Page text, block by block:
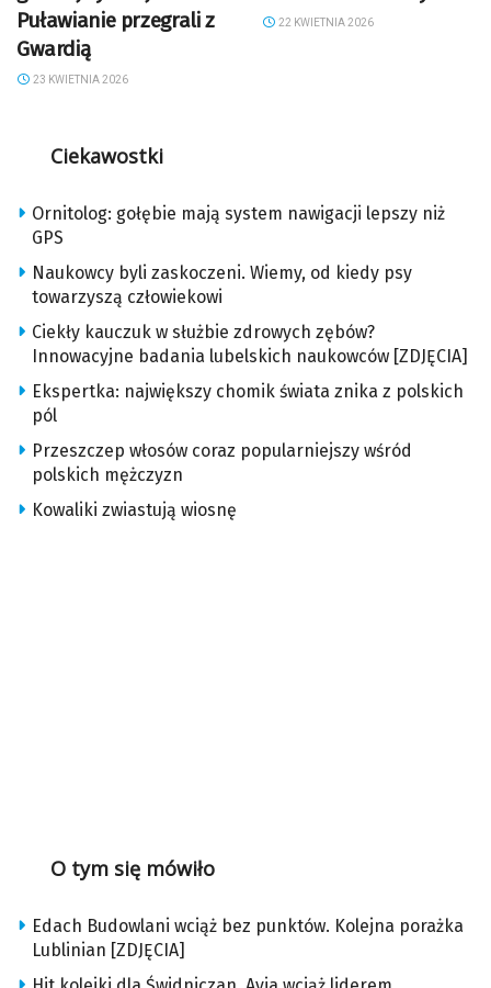
Puławianie przegrali z
Gwardią
23 KWIETNIA 2026
22 KWIETNIA 2026
Ciekawostki
Ornitolog: gołębie mają system nawigacji lepszy niż
GPS
Naukowcy byli zaskoczeni. Wiemy, od kiedy psy
towarzyszą człowiekowi
Ciekły kauczuk w służbie zdrowych zębów?
Innowacyjne badania lubelskich naukowców [ZDJĘCIA]
Ekspertka: największy chomik świata znika z polskich
pól
Przeszczep włosów coraz popularniejszy wśród
polskich mężczyzn
Kowaliki zwiastują wiosnę
O tym się mówiło
Edach Budowlani wciąż bez punktów. Kolejna porażka
Lublinian [ZDJĘCIA]